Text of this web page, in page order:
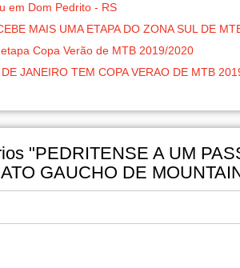
em Dom Pedrito - RS
MAIS UMA ETAPA DO ZONA SUL DE
Copa Verão de MTB 2019/2020
JANEIRO TEM COPA VERAO DE MTB
"PEDRITENSE A UM
GAUCHO DE